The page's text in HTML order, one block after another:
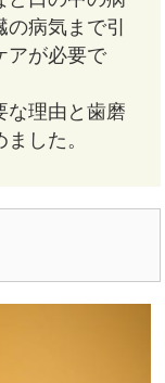
病気まで引
アが必要で
な理由と歯磨
した。